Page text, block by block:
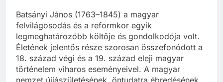
Batsányi János (1763–1845) a magyar
felvilágosodás és a reformkor egyik
legmeghatározóbb költője és gondolkodója volt.
Életének jelentős része szorosan összefonódott a
18. század végi és a 19. század eleji magyar
történelem viharos eseményeivel. A magyar